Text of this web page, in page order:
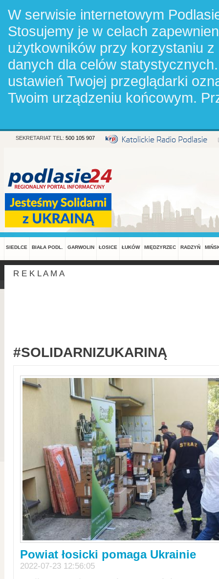
W serwisie internetowym
Stosujemy je w celach
użytkowników przy korzystaniu
danych dla celów
ustawień Twojej przeglądarki
Twoim urządzeniu końcowym.
SEKRETARIAT TEL: 500 105 907
SIEDLCE BIAŁA PODL. GARWOLIN ŁOSICE ŁUKÓW MIĘDZYRZEC RADZYŃ
R E K L A M A
#SOLIDARNIZUKARINĄ
Powiat łosicki pomaga Ukrainie
2022-07-23 12:56:05